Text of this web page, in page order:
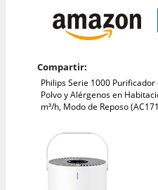
Compartir:
Philips Serie 1000
Polvo y Alérgenos en
m³/h, Modo de Reposo